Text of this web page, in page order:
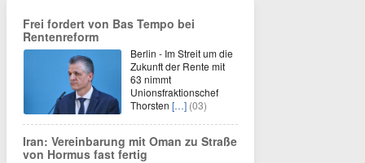
Frei fordert von Bas Tempo bei
Rentenreform
Berlin - Im Streit um die
Zukunft der Rente mit
63 nimmt
Unionsfraktionschef
Thorsten […] (03)
Iran: Vereinbarung mit Oman zu Straße
von Hormus fast fertig